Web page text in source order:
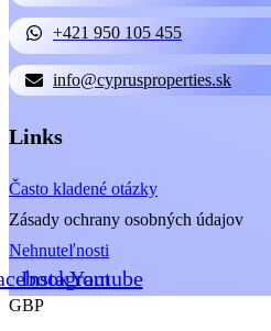
+421 950 105 455
info@cyprusproperties.sk
Links
Často kladené otázky
Zásady ochrany osobných údajov
Nehnuteľnosti
Instagram
Youtube
GBP